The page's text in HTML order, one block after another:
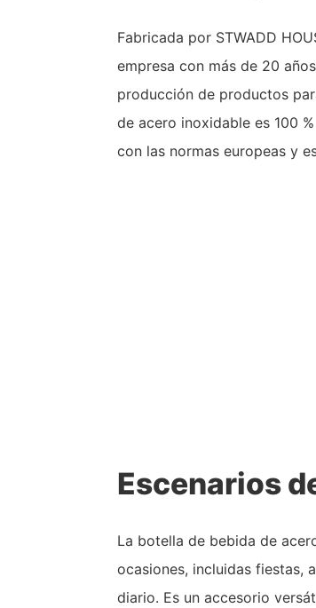
Fabricada por STWADD
empresa con más de 20
producción de productos
de acero inoxidable es 100
con las normas europeas y
Escenarios
La botella de bebida de
ocasiones, incluidas fiestas,
diario. Es un accesorio